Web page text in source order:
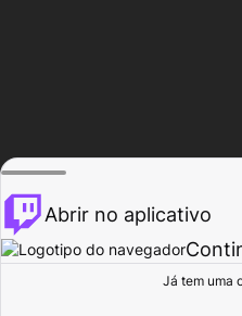
Procurar
Abrir no aplicativo
Já tem uma